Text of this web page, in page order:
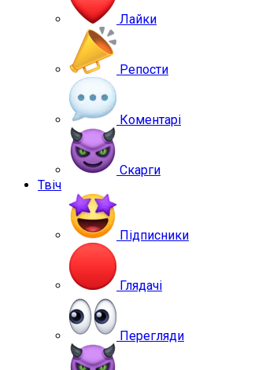
Лайки
Репости
Коментарі
Скарги
Твіч
Підписники
Глядачі
Перегляди